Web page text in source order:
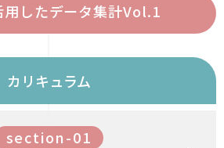
用したデータ集計Vol.1
カリキュラム
section-01